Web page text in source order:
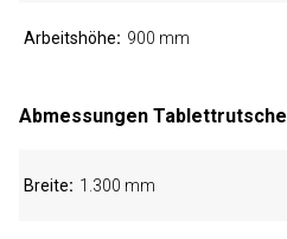
Arbeitshöhe 900 mm
Abmessungen Tablettrutsche
Breite 1.300 mm